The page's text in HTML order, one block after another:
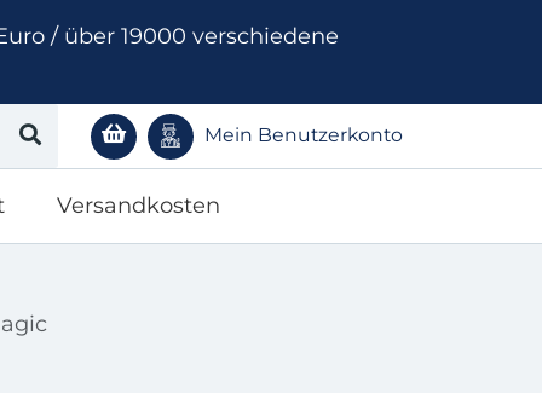
/ über 19000 verschiedene
Mein Benutzerkonto
Versandkosten